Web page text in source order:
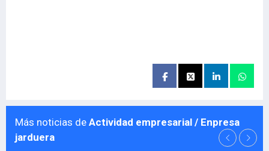
Más noticias de Actividad empresarial / Enpresa
jarduera